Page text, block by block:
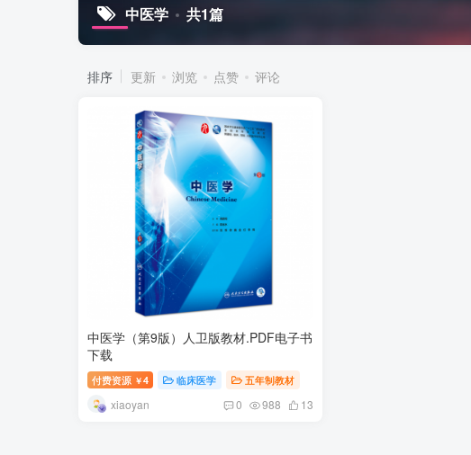
中医学 共1篇
排序 更新 浏览 点赞 评论
中医学（第9版）人卫版教材.PDF电子书
下载
付费资源 ￥4 临床医学 五年制教材
xiaoyan 0 988 13